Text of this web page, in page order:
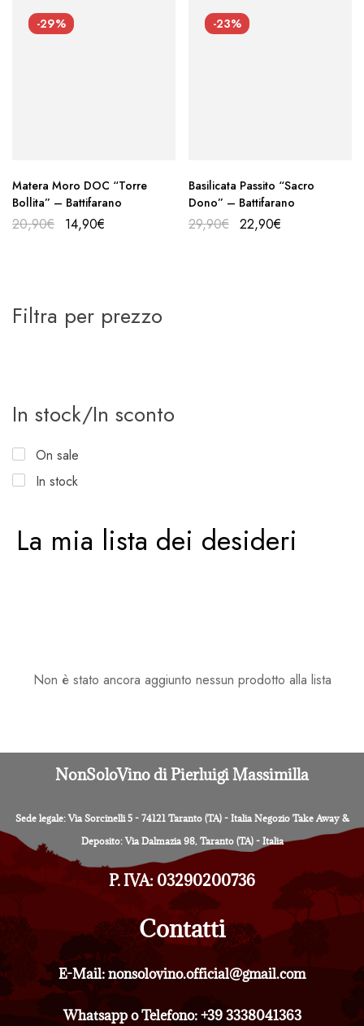
Filtra per prezzo
In stock/In sconto
On sale
In stock
La mia lista dei desideri
Non è stato ancora aggiunto nessun prodotto alla lista
-29%
Matera Moro DOC “Torre
Bollita” – Battifarano
20,90€ 14,90€
-23%
Basilicata Passito “Sacro
Dono” – Battifarano
29,90€ 22,90€
NonSoloVino di Pierluigi Massimilla
Sede legale: Via Sorcinelli 5 - 74121 Taranto (TA) - Italia Negozio Take Away &
Deposito: Via Dalmazia 98, Taranto (TA) - Italia
P. IVA: 03290200736
Contatti
E-Mail: nonsolovino.official@gmail.com
Whatsapp o Telefono: +39 3338041363